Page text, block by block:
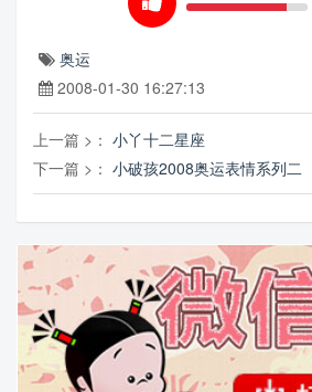
奥运
2008-01-30 16:27:13
上一篇 >： 小丫十二星座
下一篇 >： 小破孩2008奥运表情系列二